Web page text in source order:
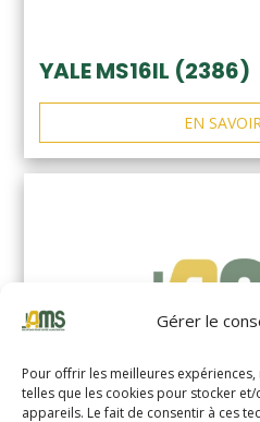
Gérer le
Pour offrir les meilleures
telles que les cookies pour stocker
appareils. Le fait de consentir à ces
YALE MS16IL (2386)
EN